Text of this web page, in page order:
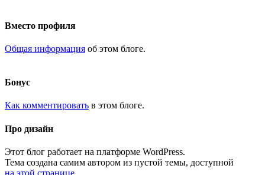
Вместо профиля
Общая информация об этом блоге.
Бонус
Как комментировать в этом блоге.
Про дизайн
Этот блог работает на платформе WordPress.
Тема создана самим автором из пустой темы, доступной
на этой странице